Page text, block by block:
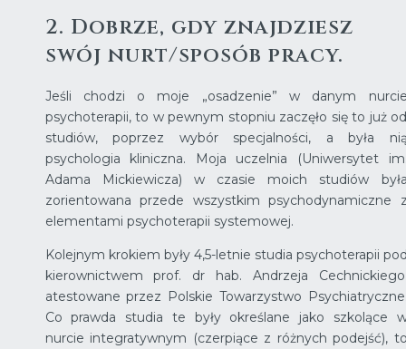
2. Dobrze, gdy znajdziesz
swój nurt/sposób pracy.
Jeśli chodzi o moje „osadzenie” w danym
psychoterapii, to w pewnym stopniu zaczęło się to już
studiów, poprzez wybór specjalności, a była
psychologia kliniczna. Moja uczelnia (Uniwersytet
Adama Mickiewicza) w czasie moich studiów
zorientowana przede wszystkim psychodynamiczne
elementami psychoterapii systemowej.
Kolejnym krokiem były 4,5-letnie studia psychoterapii
kierownictwem prof. dr hab. Andrzeja
atestowane przez Polskie Towarzystwo
Co prawda studia te były określane jako szkolące
nurcie integratywnym (czerpiące z różnych podejść),